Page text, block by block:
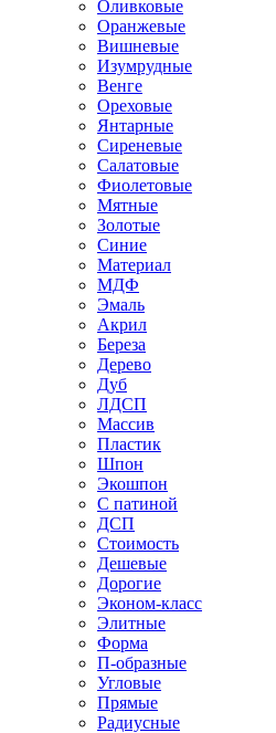
Оливковые
Оранжевые
Вишневые
Изумрудные
Венге
Ореховые
Янтарные
Сиреневые
Салатовые
Фиолетовые
Мятные
Золотые
Синие
Материал
МДФ
Эмаль
Акрил
Береза
Дерево
Дуб
ЛДСП
Массив
Пластик
Шпон
Экошпон
С патиной
ДСП
Стоимость
Дешевые
Дорогие
Эконом-класс
Элитные
Форма
П-образные
Угловые
Прямые
Радиусные